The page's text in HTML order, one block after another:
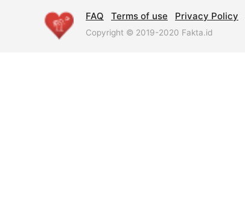
FAQ Terms of use Privacy Policy
Copyright © 2019-2020 Fakta.id